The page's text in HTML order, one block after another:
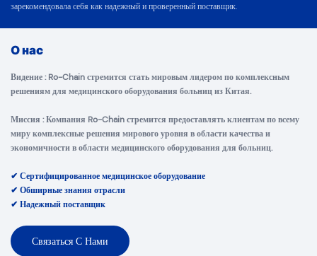
зарекомендовала себя как надежный и проверенный поставщик.
О нас
Видение: Ro-Chain стремится стать мировым лидером по комплексным
решениям для медицинского оборудования больниц из Китая.
Миссия : Компания Ro-Chain стремится предоставлять клиентам по всему
миру комплексные решения мирового уровня в области качества и
экономичности в области медицинского оборудования для больниц.
✔ Сертифицированное медицинское оборудование
✔ Обширные знания отрасли
✔ Надежный поставщик
Связаться С Нами